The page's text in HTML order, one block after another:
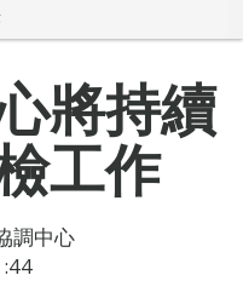
將持續
工作
調中心